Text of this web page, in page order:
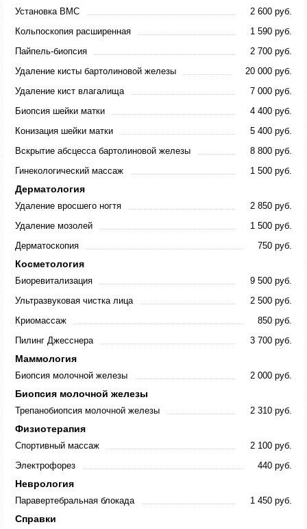
Установка ВМС
2 600 руб.
Кольпоскопия расширенная
1 590 руб.
Пайпель-биопсия
2 700 руб.
Удаление кисты бартолиновой железы
20 000 руб.
Удаление кист влагалища
7 000 руб.
Биопсия шейки матки
4 400 руб.
Конизация шейки матки
5 400 руб.
Вскрытие абсцесса бартолиновой железы
8 800 руб.
Гинекологический массаж
1 500 руб.
Дерматология
Удаление вросшего ногтя
2 850 руб.
Удаление мозолей
1 500 руб.
Дерматоскопия
750 руб.
Косметология
Биоревитализация
9 500 руб.
Ультразвуковая чистка лица
2 500 руб.
Криомассаж
850 руб.
Пилинг Джесснера
3 700 руб.
Маммология
Биопсия молочной железы 2 000 руб.
Биопсия молочной железы
Трепанобиопсия молочной железы 2 310 руб.
Физиотерапия
Спортивный массаж
2 100 руб.
Электрофорез
440 руб.
Неврология
Паравертебральная блокада 1 450 руб.
Справки